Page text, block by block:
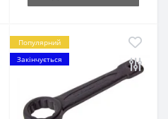
Популярний
Закінчується